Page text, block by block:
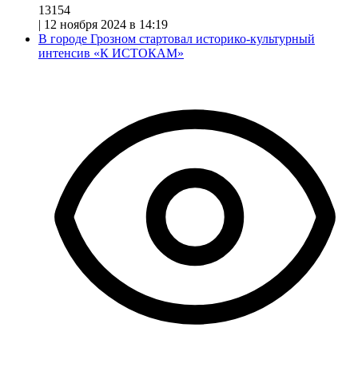
13154
| 12 ноября 2024 в 14:19
В городе Грозном стартовал историко-культурный
интенсив «К ИСТОКАМ»